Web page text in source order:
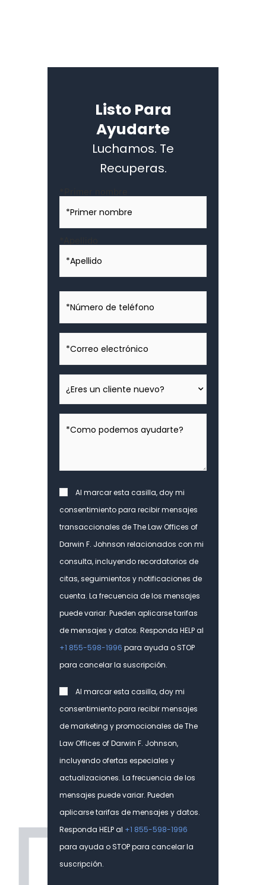
Listo Para
Ayudarte
Luchamos. Te
Recuperas.
teléfono
cliente
nuevo?
podemos
*
Consent
Al marcar esta casilla, doy mi
consentimiento para recibir mensajes
transaccionales de The Law Offices of
Darwin F. Johnson relacionados con mi
consulta, incluyendo recordatorios de
citas, seguimientos y notificaciones de
cuenta. La frecuencia de los mensajes
puede variar. Pueden aplicarse tarifas
de mensajes y datos. Responda HELP al
+1 855-598-1996 para ayuda o STOP
para cancelar la suscripción.
Consent
Al marcar esta casilla, doy mi
consentimiento para recibir mensajes
de marketing y promocionales de The
Law Offices of Darwin F. Johnson,
incluyendo ofertas especiales y
actualizaciones. La frecuencia de los
mensajes puede variar. Pueden
aplicarse tarifas de mensajes y datos.
Responda HELP al +1 855-598-1996
para ayuda o STOP para cancelar la
suscripción.